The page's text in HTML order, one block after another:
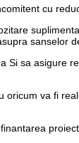
cu
sanselor
sa asigure
va fi